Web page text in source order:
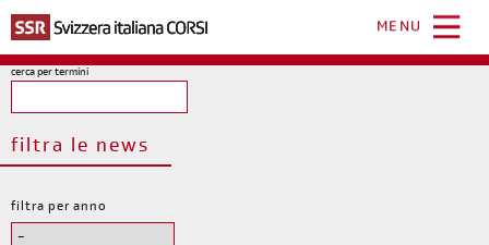
contenuto
principale
MENU
cerca per termini
filtra le news
filtra per anno